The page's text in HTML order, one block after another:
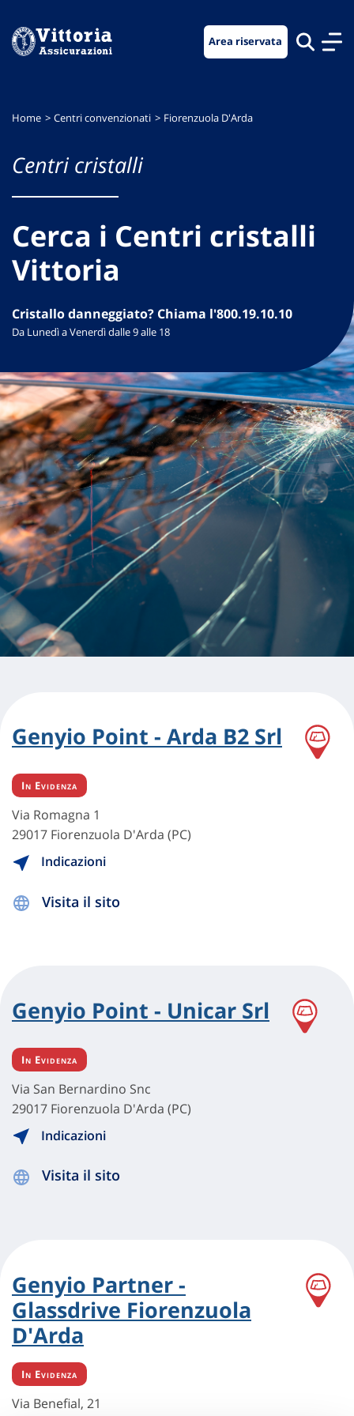
menu
contenuto
footer
Area riservata
Home Centri convenzionati Fiorenzuola D'Arda
Centri cristalli
Cerca i Centri cristalli
Vittoria
Cristallo danneggiato? Chiama l'800.19.10.10
Da Lunedì a Venerdì dalle 9 alle 18
Genyio Point - Arda B2 Srl
In Evidenza
Via Romagna 1
29017 Fiorenzuola D'Arda (PC)
Indicazioni
Visita il sito
Genyio Point - Unicar Srl
In Evidenza
Via San Bernardino Snc
29017 Fiorenzuola D'Arda (PC)
Indicazioni
Visita il sito
Genyio Partner -
Glassdrive Fiorenzuola
D'Arda
In Evidenza
Via Benefial, 21